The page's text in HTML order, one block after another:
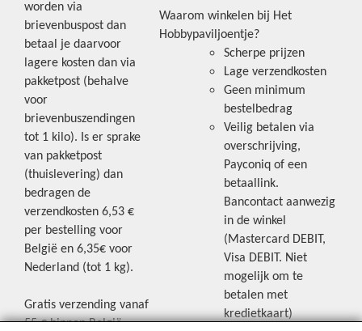
worden via
brievenbuspost dan
betaal je daarvoor
lagere kosten dan via
pakketpost (behalve
voor
brievenbuszendingen
tot 1 kilo). Is er sprake
van pakketpost
(thuislevering) dan
bedragen de
verzendkosten 6,53 €
per bestelling voor
België en 6,35€ voor
Nederland (tot 1 kg).
Gratis verzending vanaf
55 € binnen België.
Waarom winkelen bij Het
Hobbypaviljoentje?
Scherpe prijzen
Lage verzendkosten
Geen minimum
bestelbedrag
Veilig betalen via
overschrijving,
Payconiq of een
betaallink.
Bancontact aanwezig
in de winkel
(Mastercard DEBIT,
Visa DEBIT. Niet
mogelijk om te
betalen met
kredietkaart)